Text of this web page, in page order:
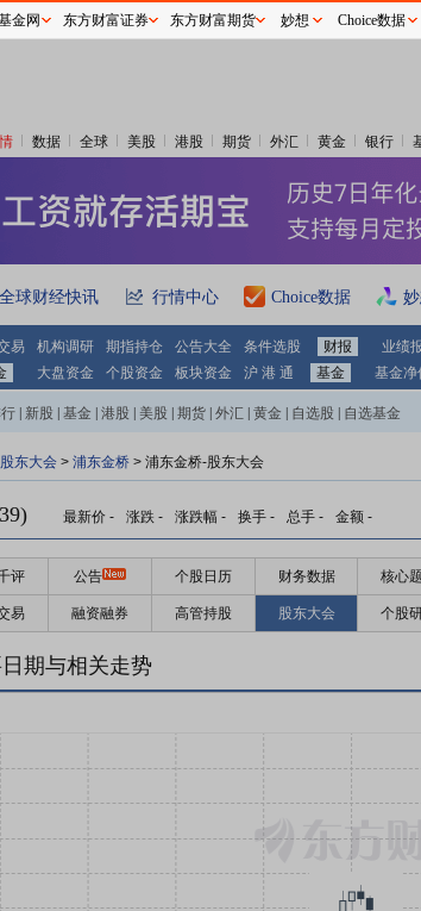
数据 全球 美股 港股 期货 外汇 黄金 银行
全球财经快讯 行情中心 Choice数据
易 机构调研 期指持仓 公告大全 条件选股 财报 业绩
大盘资金 个股资金 板块资金 沪 港 通 基金 基金净
新股 基金 港股 美股 期货 外汇 黄金 自选股 自选基金
股东大会 > 浦东金桥 > 浦东金桥-股东大会
最新价 - 涨跌 - 涨跌幅 - 换手 - 总手 - 金额 -
评 公告 个股日历 财务数据 核心
易 融资融券 高管持股 股东大会 个股
期与相关走势
金网 东方财富证券 东方财富期货 妙想 Choice数据